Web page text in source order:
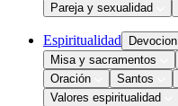
Pareja y sexualidad
Espiritualidad Devocion
Misa y sacramentos
Oración
Santos
Valores espiritualidad